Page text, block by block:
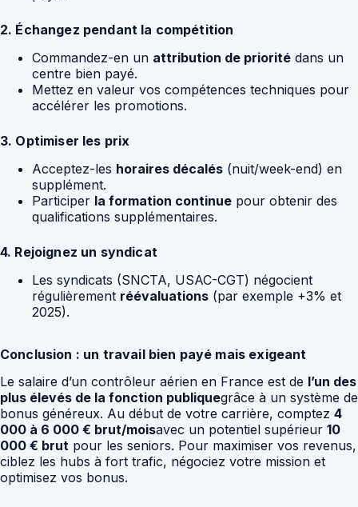
2. Échangez pendant la compétition
Commandez-en un attribution de priorité dans un
centre bien payé.
Mettez en valeur vos compétences techniques pour
accélérer les promotions.
3. Optimiser les prix
Acceptez-les horaires décalés (nuit/week-end) en
supplément.
Participer la formation continue pour obtenir des
qualifications supplémentaires.
4. Rejoignez un syndicat
Les syndicats (SNCTA, USAC-CGT) négocient
régulièrement réévaluations (par exemple +3% et
2025).
Conclusion : un travail bien payé mais exigeant
Le salaire d’un contrôleur aérien en France est de l’un des
plus élevés de la fonction publiquegrâce à un système de
bonus généreux. Au début de votre carrière, comptez 4
000 à 6 000 € brut/moisavec un potentiel supérieur 10
000 € brut pour les seniors. Pour maximiser vos revenus,
ciblez les hubs à fort trafic, négociez votre mission et
optimisez vos bonus.